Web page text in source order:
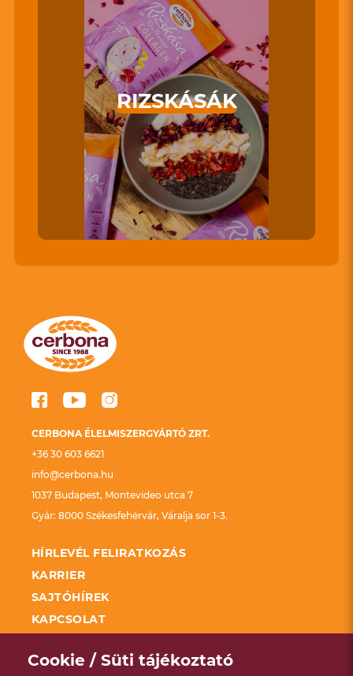
RIZSKÁSÁK
CERBONA ÉLELMISZERGYÁRTÓ ZRT.
+36 30 603 6621
info@cerbona.hu
1037 Budapest, Montevideo utca 7
Gyár: 8000 Székesfehérvár, Váralja sor 1-3.
HÍRLEVÉL FELIRATKOZÁS
KARRIER
SAJTÓHÍREK
KAPCSOLAT
TÁMOGATÁSA KAP
Cookie / Süti tájékoztató